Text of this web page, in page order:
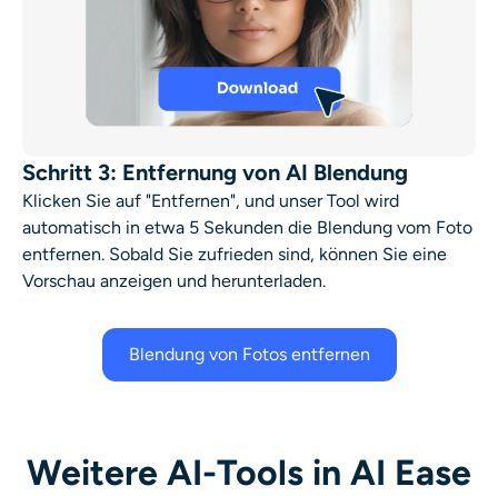
Schritt 3: Entfernung von AI Blendung
Klicken Sie auf "Entfernen", und unser Tool wird
automatisch in etwa 5 Sekunden die Blendung vom Foto
entfernen. Sobald Sie zufrieden sind, können Sie eine
Vorschau anzeigen und herunterladen.
Blendung von Fotos entfernen
Weitere AI-Tools in AI Ease